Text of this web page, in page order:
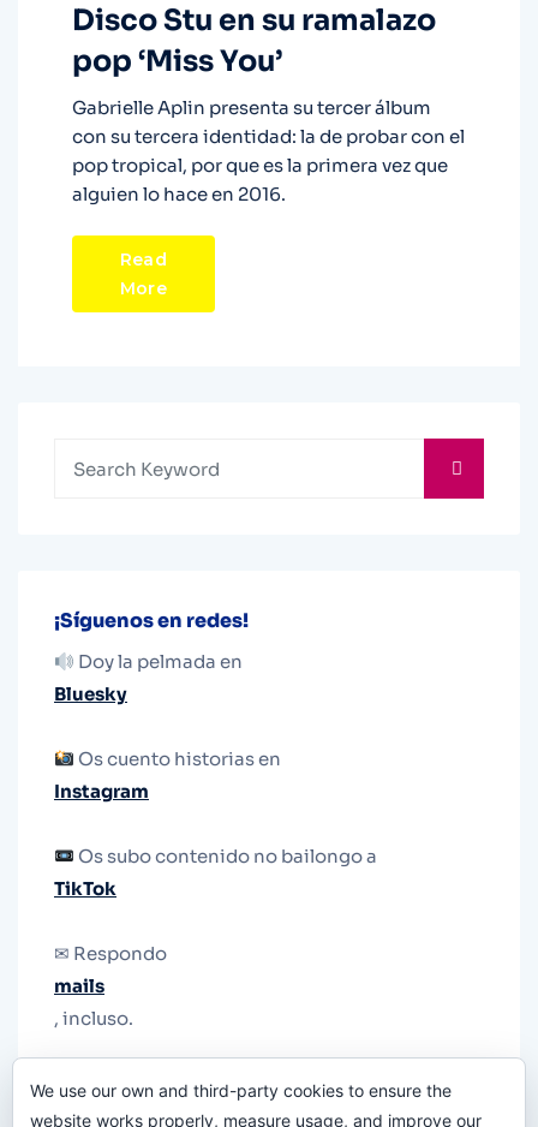
Disco Stu en su ramalazo
pop ‘Miss You’
Gabrielle Aplin presenta su tercer álbum
con su tercera identidad: la de probar con el
pop tropical, por que es la primera vez que
alguien lo hace en 2016.
Read
More
¡Síguenos en redes!
Doy la pelmada en
Bluesky
Os cuento historias en
Instagram
Os subo contenido no bailongo a
TikTok
✉ Respondo
mails
, incluso.
le quiten el teléfono.
We use our own and third-party cookies to ensure the
website works properly, measure usage, and improve our